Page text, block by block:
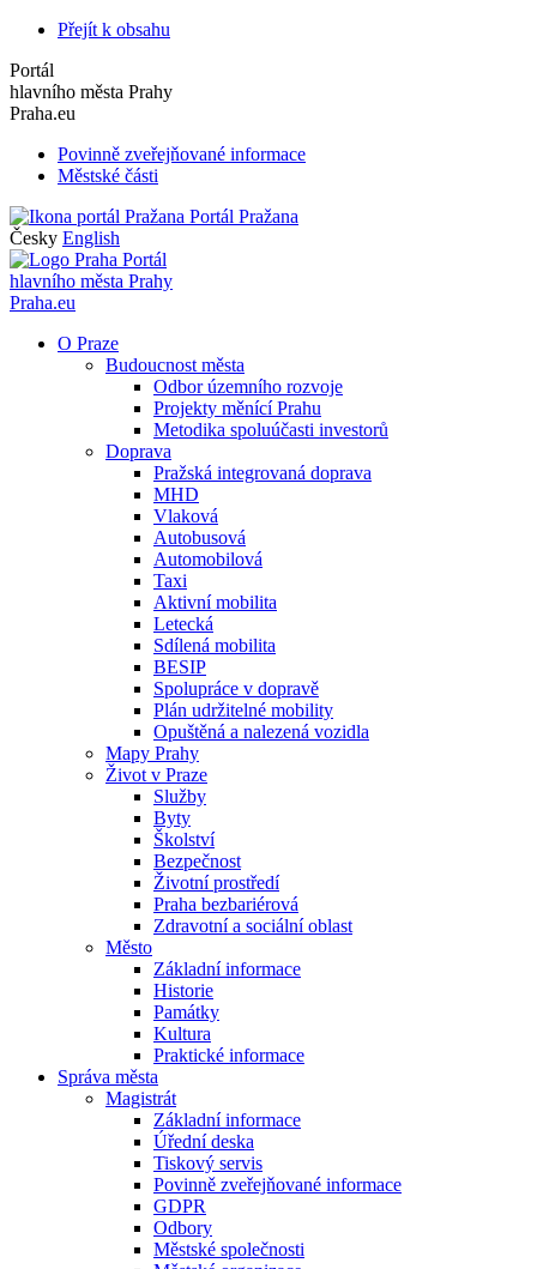
Přejít k obsahu
Portál
hlavního města Prahy
Praha.eu
Povinně zveřejňované informace
Městské části
Portál Pražana
Česky English
Portál
hlavního města Prahy
Praha.eu
O Praze
Budoucnost města
Odbor územního rozvoje
Projekty měnící Prahu
Metodika spoluúčasti investorů
Doprava
Pražská integrovaná doprava
MHD
Vlaková
Autobusová
Automobilová
Taxi
Aktivní mobilita
Letecká
Sdílená mobilita
BESIP
Spolupráce v dopravě
Plán udržitelné mobility
Opuštěná a nalezená vozidla
Mapy Prahy
Život v Praze
Služby
Byty
Školství
Bezpečnost
Životní prostředí
Praha bezbariérová
Zdravotní a sociální oblast
Město
Základní informace
Historie
Památky
Kultura
Praktické informace
Správa města
Magistrát
Základní informace
Úřední deska
Tiskový servis
Povinně zveřejňované informace
GDPR
Odbory
Městské společnosti